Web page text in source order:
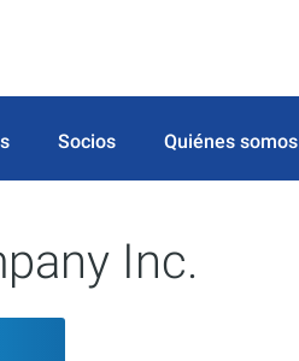
Socios Quiénes somos
Inc.